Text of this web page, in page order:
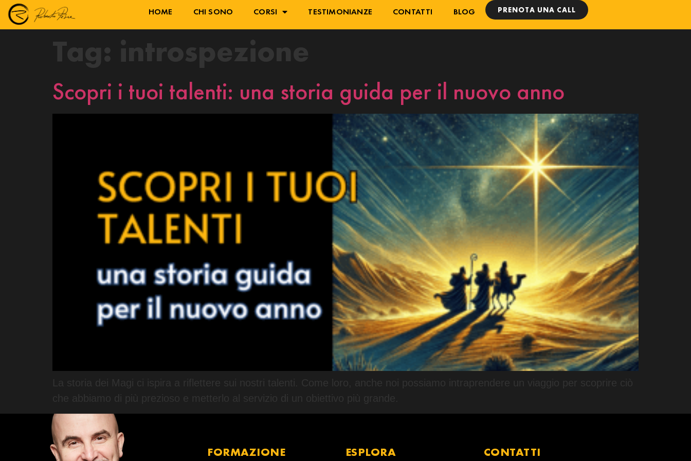
HOME CHI SONO CORSI TESTIMONIANZE CONTATTI BLOG PRENOTA UNA CALL
Tag: introspezione
Scopri i tuoi talenti: una storia guida per il nuovo anno
La storia dei Magi ci ispira a riflettere sui nostri talenti. Come loro, anche noi possiamo intraprendere un viaggio per scoprire ciò
che abbiamo di più prezioso e metterlo al servizio di un obiettivo più grande.
FORMAZIONE ESPLORA CONTATTI